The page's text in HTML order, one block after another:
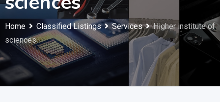
Home Classified Listings Services
Higher institute of
sciences